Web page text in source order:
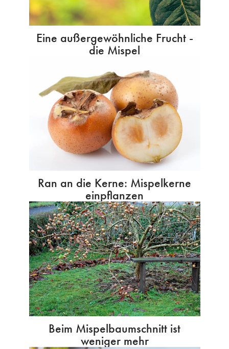
Eine außergewöhnliche Frucht -
die Mispel
Ran an die Kerne: Mispelkerne
einpflanzen
Beim Mispelbaumschnitt ist
weniger mehr